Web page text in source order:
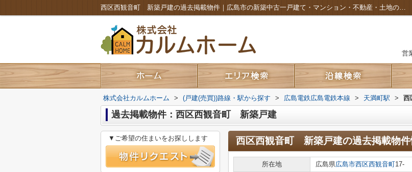
西区西観音町 新築戸建の過去掲載物件｜広島市の新築中古一戸建て・マンション・不動産・土地のことなら株式会社カルムホーム
営
株式会社カルムホーム > (戸建(売買))路線・駅から探す > 広島電鉄広島電鉄本線 > 天満町駅 > 西
過去掲載物件：西区西観音町 新築戸建
西区西観音町 新築戸建の過去掲載物
所在地 広島県広島市西区西観音町17-
▼ご希望の住まいをお探しします